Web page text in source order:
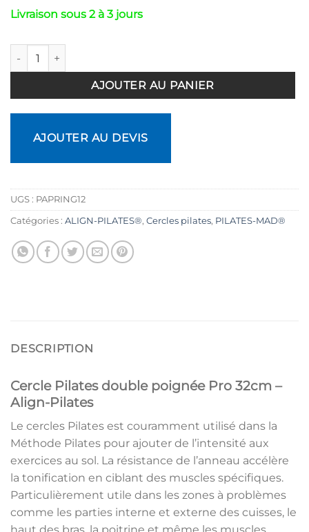
Livraison sous 2 à 3 jours
quantité de Cercle Pilates double poignée Pro Ring 32cm
AJOUTER AU PANIER
AJOUTER AU DEVIS
UGS : PAPRING12
Catégories : ALIGN-PILATES®, Cercles pilates, PILATES-MAD®
DESCRIPTION
Cercle Pilates double poignée Pro 32cm –
Align-Pilates
Le cercles Pilates est couramment utilisé dans la
Méthode Pilates pour ajouter de l’intensité aux
exercices au sol. La résistance de l’anneau accélère
la tonification en ciblant des muscles spécifiques.
Particulièrement utile dans les zones à problèmes
comme les parties interne et externe des cuisses, le